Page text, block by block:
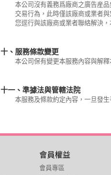
本公司沒有義務爲廠商之廣告産
交易行為，此時僅該廠商或業者
您逕行與該廠商或業者聯絡解決
十、服務條款變更
本公司保有變更本服務內容與解
十一、準據法與管轄法院
本服務及條款約定內容，一旦發
會員權益
會員專區